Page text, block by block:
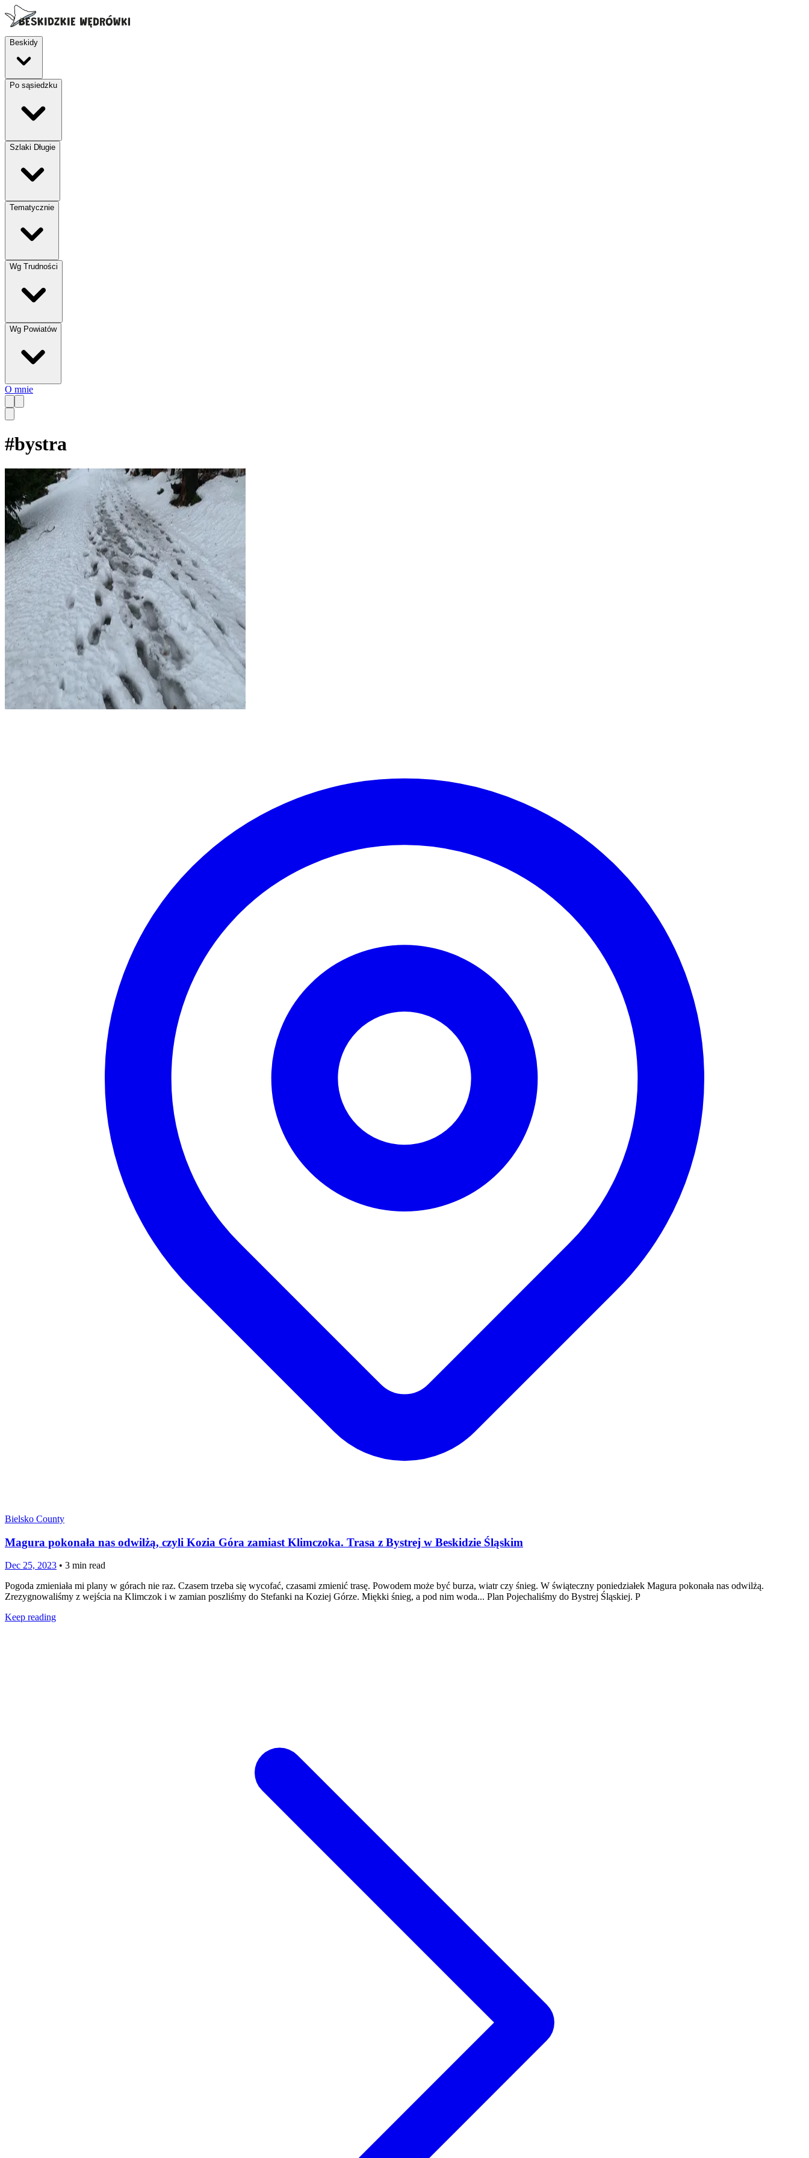
Beskidy
Po sąsiedzku
Szlaki Długie
Tematycznie
Wg Trudności
Wg Powiatów
O mnie
#bystra
Bielsko County
Magura pokonała nas odwilżą, czyli Kozia Góra zamiast Klimczoka. Trasa z Bystrej w Beskidzie Śląskim
Dec 25, 2023 • 3 min read
Pogoda zmieniała mi plany w górach nie raz. Czasem trzeba się wycofać, czasami zmienić trasę. Powodem może być burza, wiatr czy śnieg. W świąteczny poniedziałek Magura pokonała nas odwilżą.
Zrezygnowaliśmy z wejścia na Klimczok i w zamian poszliśmy do Stefanki na Koziej Górze. Miękki śnieg, a pod nim woda... Plan Pojechaliśmy do Bystrej Śląskiej. P
Keep reading